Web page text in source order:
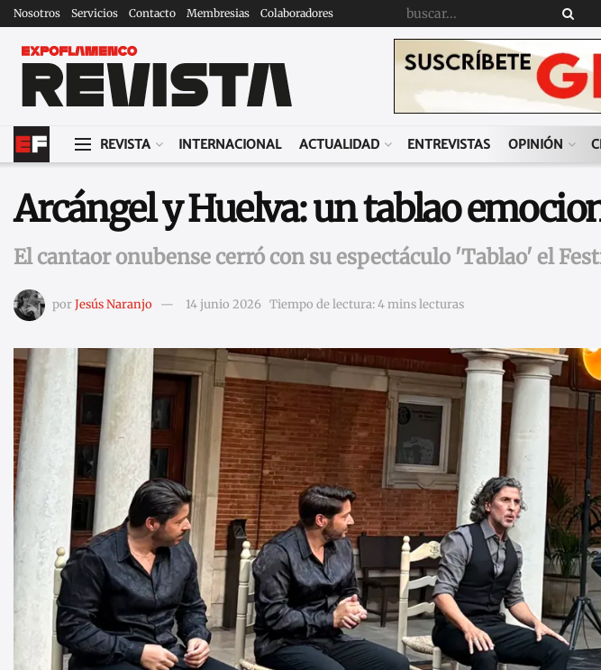
Nosotros Servicios Contacto Membresias Colaboradores
REVISTA INTERNACIONAL ACTUALIDAD ENTREVISTAS OPINIÓN
Arcángel y Huelva: un tablao
El cantaor onubense cerró con su espectáculo 'Tablao' el
porJesús Naranjo 14 junio 2026 Tiempo de lectura: 4 mins lecturas